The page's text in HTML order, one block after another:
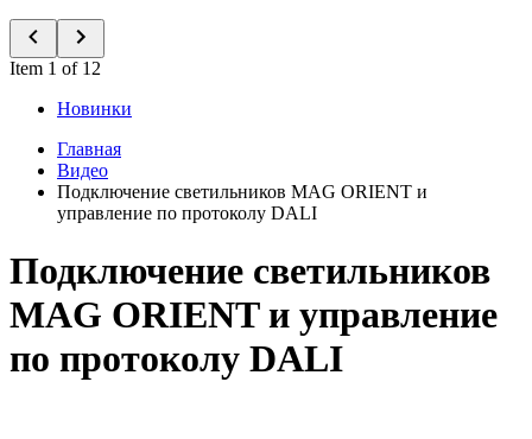
Item 1 of 12
Новинки
Главная
Видео
Подключение светильников MAG ORIENT и
управление по протоколу DALI
Подключение светильников
MAG ORIENT и управление
по протоколу DALI